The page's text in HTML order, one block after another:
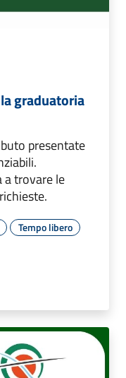
graduatoria
presentate
a trovare le
Tempo libero